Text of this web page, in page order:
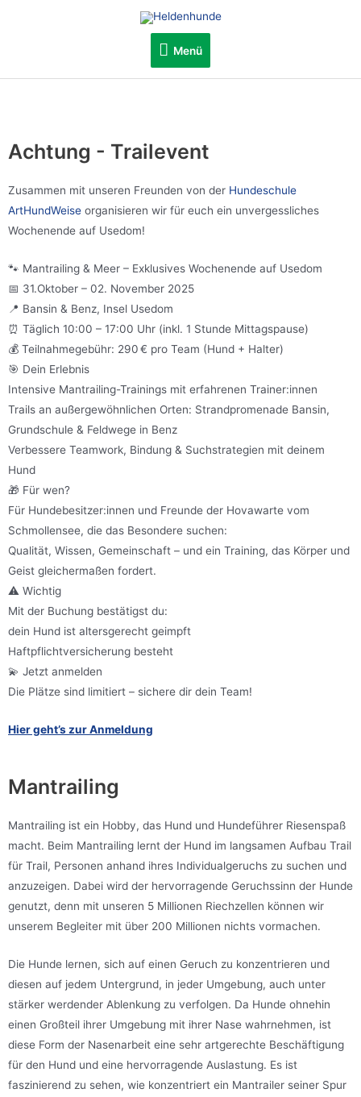
Menü
Achtung - Trailevent
Zusammen mit unseren Freunden von der Hundeschule
ArtHundWeise organisieren wir für euch ein unvergessliches
Wochenende auf Usedom!
🐾 Mantrailing & Meer – Exklusives Wochenende auf Usedom
📅 31.Oktober – 02. November 2025
📍 Bansin & Benz, Insel Usedom
⏰ Täglich 10:00 – 17:00 Uhr (inkl. 1 Stunde Mittagspause)
💰 Teilnahmegebühr: 290 € pro Team (Hund + Halter)
🎯 Dein Erlebnis
Intensive Mantrailing-Trainings mit erfahrenen Trainer:innen
Trails an außergewöhnlichen Orten: Strandpromenade Bansin,
Grundschule & Feldwege in Benz
Verbessere Teamwork, Bindung & Suchstrategien mit deinem
Hund
🎁 Für wen?
Für Hundebesitzer:innen und Freunde der Hovawarte vom
Schmollensee, die das Besondere suchen:
Qualität, Wissen, Gemeinschaft – und ein Training, das Körper und
Geist gleichermaßen fordert.
⚠ Wichtig
Mit der Buchung bestätigst du:
dein Hund ist altersgerecht geimpft
Haftpflichtversicherung besteht
💫 Jetzt anmelden
Die Plätze sind limitiert – sichere dir dein Team!
Hier geht’s zur Anmeldung
Mantrailing
Mantrailing ist ein Hobby, das Hund und Hundeführer Riesenspaß
macht. Beim Mantrailing lernt der Hund im langsamen Aufbau Trail
für Trail, Personen anhand ihres Individualgeruchs zu suchen und
anzuzeigen. Dabei wird der hervorragende Geruchssinn der Hunde
genutzt, denn mit unseren 5 Millionen Riechzellen können wir
unserem Begleiter mit über 200 Millionen nichts vormachen.
Die Hunde lernen, sich auf einen Geruch zu konzentrieren und
diesen auf jedem Untergrund, in jeder Umgebung, auch unter
stärker werdender Ablenkung zu verfolgen. Da Hunde ohnehin
einen Großteil ihrer Umgebung mit ihrer Nase wahrnehmen, ist
diese Form der Nasenarbeit eine sehr artgerechte Beschäftigung
für den Hund und eine hervorragende Auslastung. Es ist
faszinierend zu sehen, wie konzentriert ein Mantrailer seiner Spur